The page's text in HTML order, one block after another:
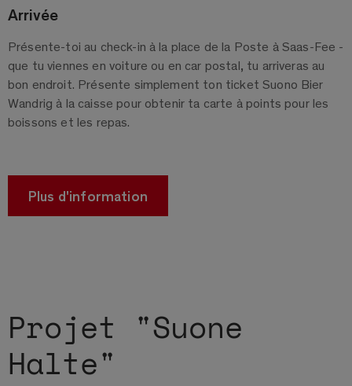
Arrivée
Présente-toi au check-in à la place de la Poste à Saas-Fee -
que tu viennes en voiture ou en car postal, tu arriveras au
bon endroit. Présente simplement ton ticket Suono Bier
Wandrig à la caisse pour obtenir ta carte à points pour les
boissons et les repas.
Plus d'information
Projet "Suone
Halte"